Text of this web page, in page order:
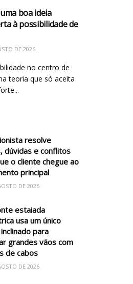
boa ideia
à possibilidade de
DE 2026
no centro de
teoria que só aceita
resolve
dúvidas e conflitos
o cliente chegue ao
principal
DE 2026
estaiada
usa um único
para
grandes vãos com
de cabos
DE 2026